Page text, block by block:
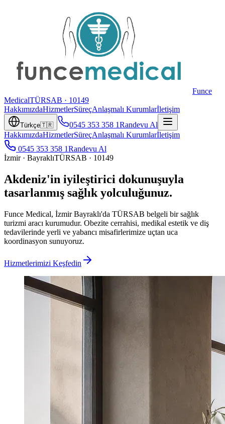
Funce
MedicalTÜRSAB · 10149
HakkımızdaHizmetlerSüreçAnlaşmalı Kurumlarİletişim
Türkçe🇹🇷 0545 353 358 1Randevu Al
HakkımızdaHizmetlerSüreçAnlaşmalı Kurumlarİletişim
0545 353 358 1Randevu Al
İzmir · BayraklıTÜRSAB · 10149
Akdeniz'in iyileştirici dokunuşuyla
tasarlanmış sağlık yolculuğunuz.
Funce Medical, İzmir Bayraklı'da TÜRSAB belgeli bir sağlık
turizmi aracı kurumudur. Obezite cerrahisi, medikal estetik ve diş
tedavilerinde yerli ve yabancı misafirlerimize uçtan uca
koordinasyon sunuyoruz.
Hizmetlerimizi Keşfedin